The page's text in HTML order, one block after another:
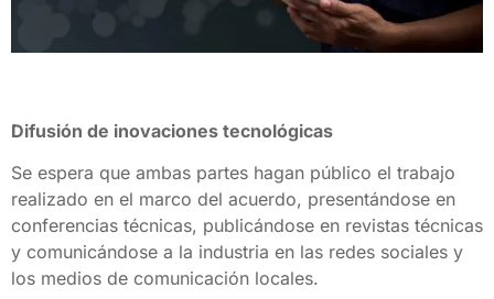
Difusión de inovaciones tecnológicas
Se espera que ambas partes hagan público el trabajo
realizado en el marco del acuerdo, presentándose en
conferencias técnicas, publicándose en revistas técnicas
y comunicándose a la industria en las redes sociales y
los medios de comunicación locales.